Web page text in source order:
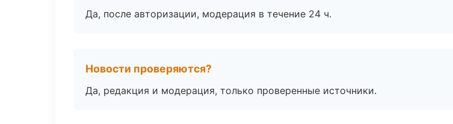
Да, после авторизации, модерация в течение 24 ч.
Новости проверяются?
Да, редакция и модерация, только проверенные источники.